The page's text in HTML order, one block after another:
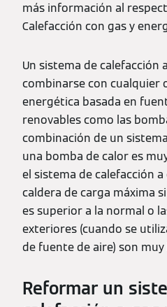
más información al
Calefacción con gas y
Un sistema de calefacción
combinarse con cualquier
energética basada en
renovables como las
combinación de un
una bomba de calor es
el sistema de calefacción
caldera de carga máxima
es superior a la normal o
exteriores (cuando se
de fuente de aire) son muy
Reformar un